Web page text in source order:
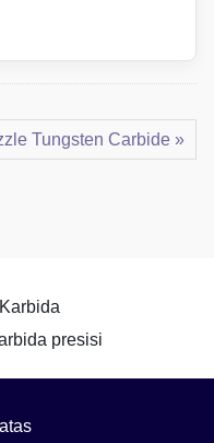
Tungsten Carbide »
presisi